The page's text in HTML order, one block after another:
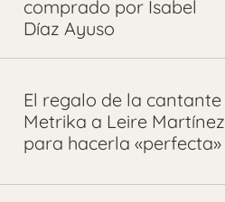
comprado por Isabel
Díaz Ayuso
El regalo de la cantante
Metrika a Leire Martínez
para hacerla «perfecta»